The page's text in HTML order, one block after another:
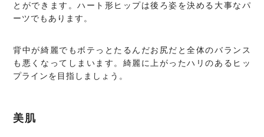
とができます。ハート形ヒップは後ろ姿を決める大事なパ
ーツでもあります。
背中が綺麗でもボテっとたるんだお尻だと全体のバランス
も悪くなってしまいます。綺麗に上がったハリのあるヒッ
プラインを目指しましょう。
美肌